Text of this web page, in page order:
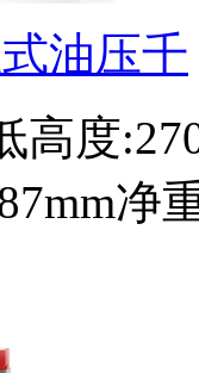
油压千
高度